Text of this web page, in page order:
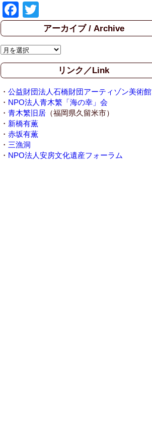
F
a
c
e
b
o
o
k
wi
tt
er
アーカイブ / Archive
ア
イ
ブ
A
c
h
リンク／Link
・ 公益財団法人石橋財団アーティゾン美術館
・ NPO法人青木繁「海の幸」会
・ 青木繁旧居 （福岡県久留米市）
・ 新橋有薫
・ 赤坂有薫
・ 三漁洞
・ NPO法人安房文化遺産フォーラム